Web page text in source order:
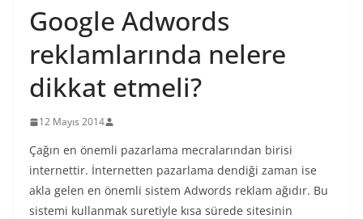
Google Adwords
reklamlarında nelere
dikkat etmeli?
12 Mayıs 2014
Çağın en önemli pazarlama mecralarından birisi
internettir. İnternetten pazarlama dendiği zaman ise
akla gelen en önemli sistem Adwords reklam ağıdır. Bu
sistemi kullanmak suretiyle kısa sürede sitesinin